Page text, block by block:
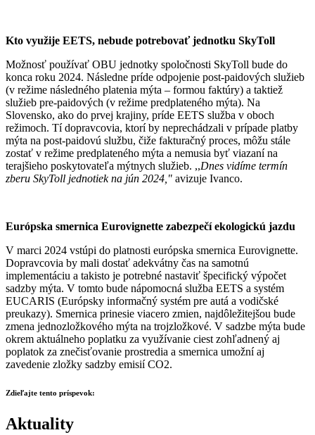
Kto využije EETS, nebude potrebovať jednotku SkyToll
Možnosť používať OBU jednotky spoločnosti SkyToll bude do
konca roku 2024. Následne príde odpojenie post-paidových služieb
(v režime následného platenia mýta – formou faktúry) a taktiež
služieb pre-paidových (v režime predplateného mýta). Na
Slovensko, ako do prvej krajiny, príde EETS služba v oboch
režimoch. Tí dopravcovia, ktorí by neprechádzali v prípade platby
mýta na post-paidovú službu, čiže fakturačný proces, môžu stále
zostať v režime predplateného mýta a nemusia byť viazaní na
terajšieho poskytovateľa mýtnych služieb. ,,Dnes vidíme termín
zberu SkyToll jednotiek na jún 2024," avizuje Ivanco.
Európska smernica Eurovignette zabezpečí ekologickú jazdu
V marci 2024 vstúpi do platnosti európska smernica Eurovignette.
Dopravcovia by mali dostať adekvátny čas na samotnú
implementáciu a takisto je potrebné nastaviť špecifický výpočet
sadzby mýta. V tomto bude nápomocná služba EETS a systém
EUCARIS (Európsky informačný systém pre autá a vodičské
preukazy). Smernica prinesie viacero zmien, najdôležitejšou bude
zmena jednozložkového mýta na trojzložkové. V sadzbe mýta bude
okrem aktuálneho poplatku za využívanie ciest zohľadnený aj
poplatok za znečisťovanie prostredia a smernica umožní aj
zavedenie zložky sadzby emisií CO2.
Zdieľajte tento príspevok:
Aktuality